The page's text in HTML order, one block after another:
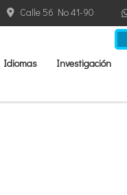
Calle 56 No 41-90
Idiomas Investigación